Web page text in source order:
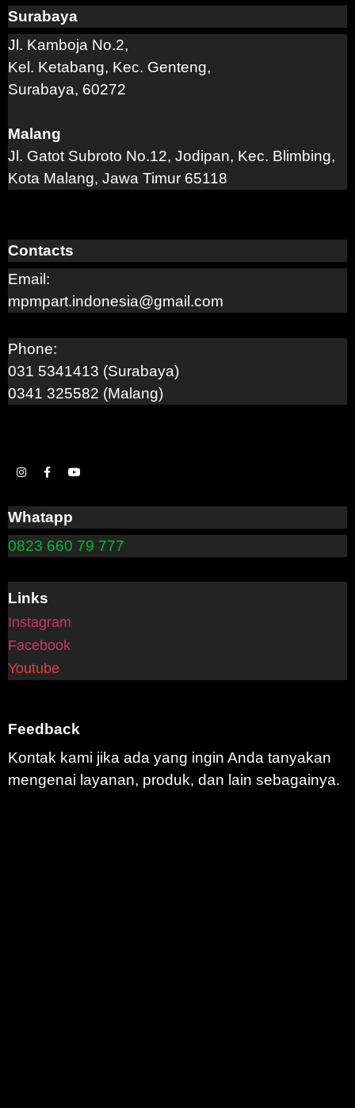
Surabaya
Jl. Kamboja No.2,
Kel. Ketabang, Kec. Genteng,
Surabaya, 60272
Malang
Jl. Gatot Subroto No.12, Jodipan, Kec. Blimbing,
Kota Malang, Jawa Timur 65118
Contacts
Email:
mpmpart.indonesia@gmail.com
Phone:
031 5341413 (Surabaya)
0341 325582 (Malang)
Whatapp
0823 660 79 777
Links
Instagram
Facebook
Youtube
Feedback
Kontak kami jika ada yang ingin Anda tanyakan
mengenai layanan, produk, dan lain sebagainya.